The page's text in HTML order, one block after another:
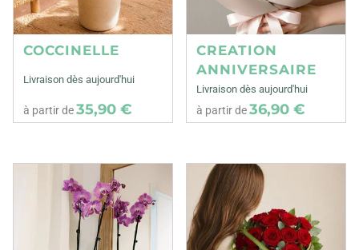
COCCINELLE
Livraison dès aujourd'hui
à partir de35,90 €
CREATION
ANNIVERSAIRE
Livraison dès aujourd'hui
à partir de36,90 €